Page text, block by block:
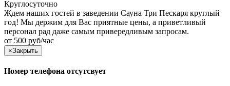
Круглосуточно
Ждем наших гостей в заведении Сауна Три Пескаря круглый
год! Мы держим для Вас приятные цены, а приветливый
персонал рад даже самым привередливым запросам.
от 500 руб/час
×Закрыть
Номер телефона отсутсвует